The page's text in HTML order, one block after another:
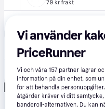
79 kr frakt
Gant
49 kr frakt
GANT Heminredning
Annons
Vi använder
PriceRunner
Vi och våra157 partner lagrar
information på din enhet, som
för att behandla
åtgärder kräver vi ditt samtycke,
banderoll-alternativen. Du kan